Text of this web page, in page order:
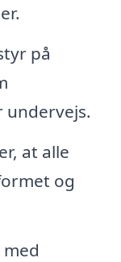
på
undervejs.
at alle
og